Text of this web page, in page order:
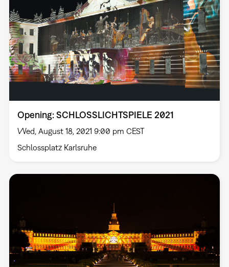
Opening: SCHLOSSLICHTSPIELE 2021
Wed, August 18, 2021 9:00 pm CEST
Schlossplatz Karlsruhe